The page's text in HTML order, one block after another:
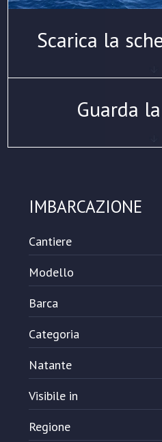
Scarica la
Guarda
IMBARCAZIONE
Cantiere
Modello
Barca
Categoria
Natante
Visibile in
Regione